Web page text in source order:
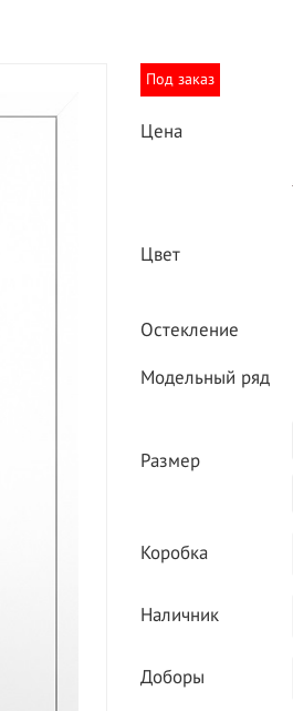
выгодным ценам
Под заказ
Цена
Цвет
Остекление
Модельный ряд
Размер
Коробка
Наличник
Доборы